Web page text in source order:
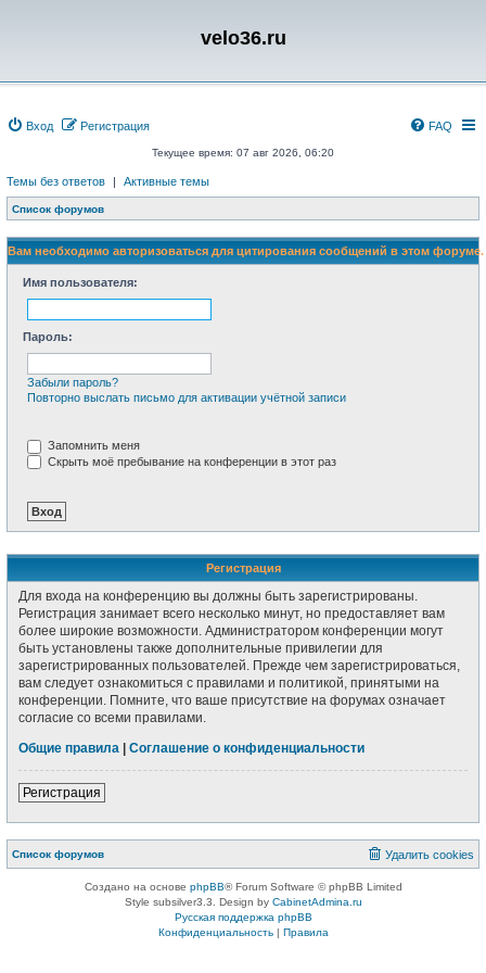
velo36.ru
Вход Регистрация FAQ
Текущее время: 07 авг 2026, 06:20
Темы без ответов | Активные темы
Список форумов
Вам необходимо авторизоваться для цитирования сообщений в этом форуме.
Имя пользователя:
Пароль:
Забыли пароль?
Повторно выслать письмо для активации учётной записи
Запомнить меня
Скрыть моё пребывание на конференции в этот раз
Регистрация
Для входа на конференцию вы должны быть зарегистрированы.
Регистрация занимает всего несколько минут, но предоставляет вам
более широкие возможности. Администратором конференции могут
быть установлены также дополнительные привилегии для
зарегистрированных пользователей. Прежде чем зарегистрироваться,
вам следует ознакомиться с правилами и политикой, принятыми на
конференции. Помните, что ваше присутствие на форумах означает
согласие со всеми правилами.
Общие правила
Соглашение о конфиденциальности
Регистрация
Список форумов Удалить cookies
Создано на основе phpBB® Forum Software © phpBB Limited
Style subsilver3.3. Design by CabinetAdmina.ru
Русская поддержка phpBB
Конфиденциальность| Правила